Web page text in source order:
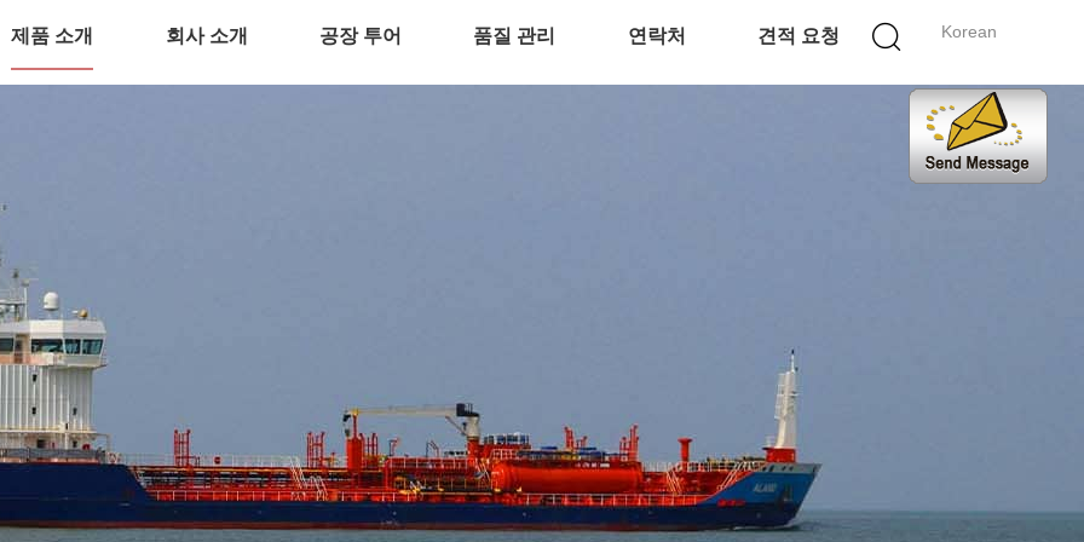
Korean
제품 소개 회사 소개 공장 투어 품질 관리 연락처 견적 요청